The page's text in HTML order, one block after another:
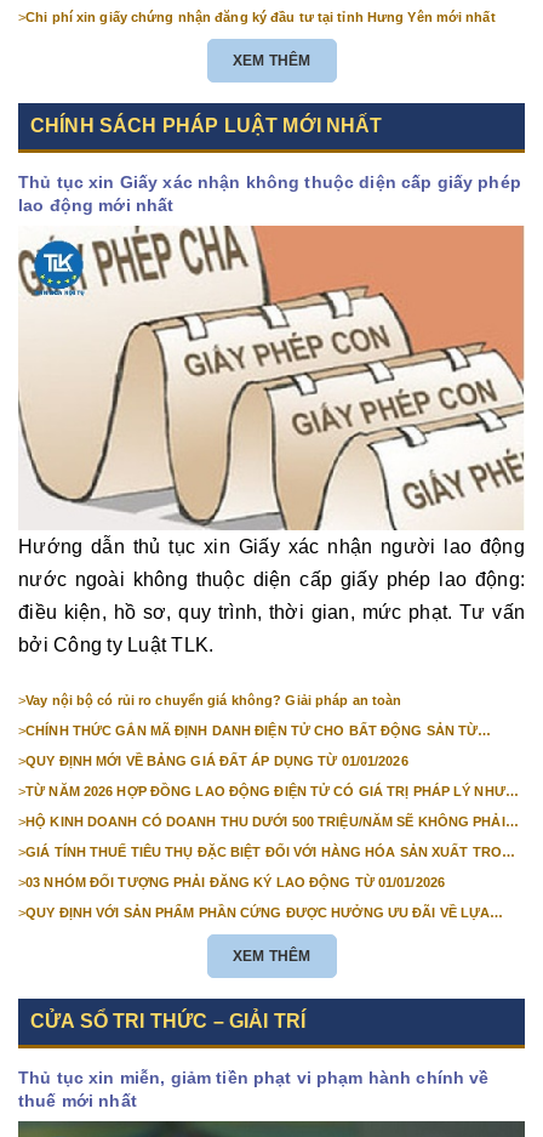
>Chi phí xin giấy chứng nhận đăng ký đầu tư tại tỉnh Hưng Yên mới nhất
XEM THÊM
CHÍNH SÁCH PHÁP LUẬT MỚI NHẤT
Thủ tục xin Giấy xác nhận không thuộc diện cấp giấy phép
lao động mới nhất
Hướng dẫn thủ tục xin Giấy xác nhận người lao động
nước ngoài không thuộc diện cấp giấy phép lao động:
điều kiện, hồ sơ, quy trình, thời gian, mức phạt. Tư vấn
bởi Công ty Luật TLK.
>Vay nội bộ có rủi ro chuyển giá không? Giải pháp an toàn
>CHÍNH THỨC GẮN MÃ ĐỊNH DANH ĐIỆN TỬ CHO BẤT ĐỘNG SẢN TỪ
>QUY ĐỊNH MỚI VỀ BẢNG GIÁ ĐẤT ÁP DỤNG TỪ 01/01/2026
>TỪ NĂM 2026 HỢP ĐỒNG LAO ĐỘNG ĐIỆN TỬ CÓ GIÁ TRỊ PHÁP LÝ NHƯ
>HỘ KINH DOANH CÓ DOANH THU DƯỚI 500 TRIỆU/NĂM SẼ KHÔNG PHẢI
>GIÁ TÍNH THUẾ TIÊU THỤ ĐẶC BIỆT ĐỐI VỚI HÀNG HÓA SẢN XUẤT TRONG
>03 NHÓM ĐỐI TƯỢNG PHẢI ĐĂNG KÝ LAO ĐỘNG TỪ 01/01/2026
>QUY ĐỊNH VỚI SẢN PHẨM PHẦN CỨNG ĐƯỢC HƯỞNG ƯU ĐÃI VỀ LỰA
XEM THÊM
CỬA SỔ TRI THỨC – GIẢI TRÍ
Thủ tục xin miễn, giảm tiền phạt vi phạm hành chính về
thuế mới nhất